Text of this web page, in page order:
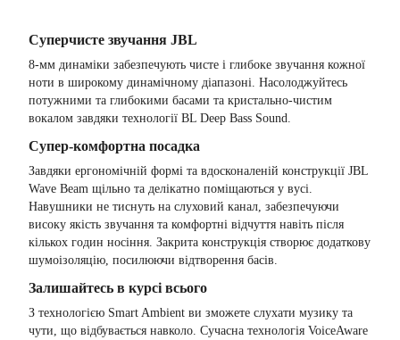
Суперчисте звучання JBL
8-мм динаміки забезпечують чисте і глибоке звучання кожної
ноти в широкому динамічному діапазоні. Насолоджуйтесь
потужними та глибокими басами та кристально-чистим
вокалом завдяки технології BL Deep Bass Sound.
Супер-комфортна посадка
Завдяки ергономічній формі та вдосконаленій конструкції JBL
Wave Beam щільно та делікатно поміщаються у вусі.
Навушники не тиснуть на слуховий канал, забезпечуючи
високу якість звучання та комфортні відчуття навіть після
кількох годин носіння. Закрита конструкція створює додаткову
шумоізоляцію, посилюючи відтворення басів.
Залишайтесь в курсі всього
З технологією Smart Ambient ви зможете слухати музику та
чути, що відбувається навколо. Сучасна технологія VoiceAware